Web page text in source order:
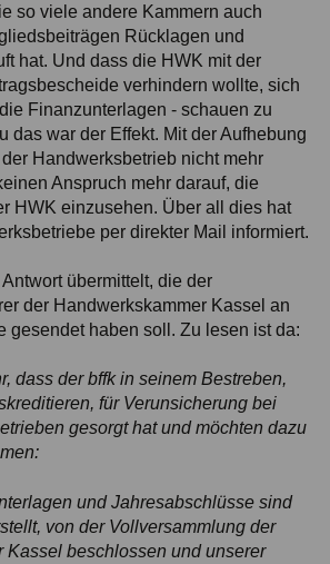
so viele andere Kammern auch
Rücklagen und
hat. Und dass die HWK mit der
verhindern wollte, sich
Finanzunterlagen - schauen zu
das war der Effekt. Mit der Aufhebung
Handwerksbetrieb nicht mehr
Anspruch mehr darauf, die
HWK einzusehen. Über all dies hat
per direkter Mail informiert.
übermittelt, die der
der Handwerkskammer Kassel an
gesendet haben soll. Zu lesen ist da:
dass der bffk in seinem Bestreben,
für Verunsicherung bei
gesorgt hat und möchten dazu
und Jahresabschlüsse sind
von der Vollversammlung der
Kassel beschlossen und unserer